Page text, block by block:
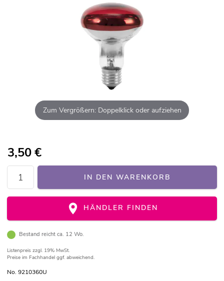
Zum Vergrößern: Doppelklick oder aufziehen
3,50€
IN DEN WARENKORB
HÄNDLER FINDEN
Bestand reicht ca. 12 Wo.
Listenpreis zzgl. 19% MwSt.
Preise im Fachhandel ggf. abweichend.
No. 9210360U